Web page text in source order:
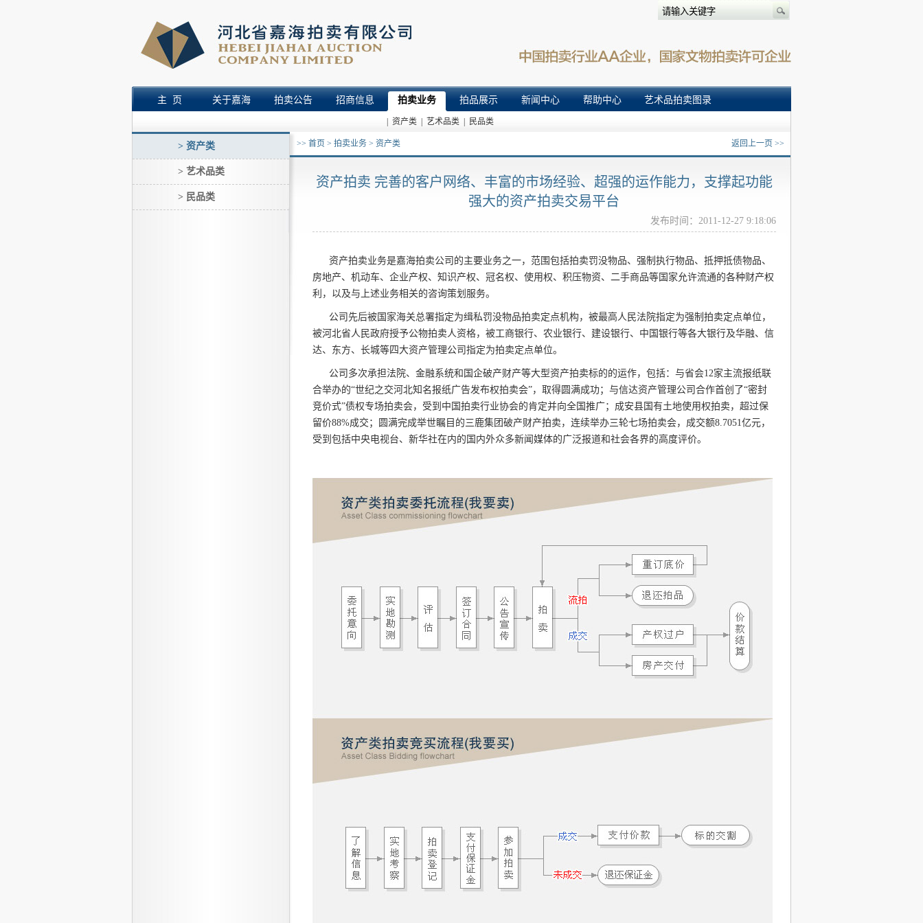
主 页 关于嘉海 拍卖公告 招商信息 拍卖业务 拍品展示 新闻中心 帮助中心 艺术品拍卖图录
| 资产类 | 艺术品类 | 民品类
> 资产类
> 艺术品类
> 民品类
>> 首页 > 拍卖业务 > 资产类 返回上一页 >>
资产拍卖 完善的客户网络、丰富的市场经验、超强的运作能力，支撑起功能
强大的资产拍卖交易平台
发布时间：2011-12-27 9:18:06
资产拍卖业务是嘉海拍卖公司的主要业务之一，范围包括拍卖罚没物品、强制执行物品、抵押抵债物品、
房地产、机动车、企业产权、知识产权、冠名权、使用权、积压物资、二手商品等国家允许流通的各种财产权
利，以及与上述业务相关的咨询策划服务。
公司先后被国家海关总署指定为缉私罚没物品拍卖定点机构，被最高人民法院指定为强制拍卖定点单位，
被河北省人民政府授予公物拍卖人资格，被工商银行、农业银行、建设银行、中国银行等各大银行及华融、信
达、东方、长城等四大资产管理公司指定为拍卖定点单位。
公司多次承担法院、金融系统和国企破产财产等大型资产拍卖标的的运作，包括：与省会12家主流报纸联
合举办的“世纪之交河北知名报纸广告发布权拍卖会”，取得圆满成功；与信达资产管理公司合作首创了“密封
竞价式”债权专场拍卖会，受到中国拍卖行业协会的肯定并向全国推广；成安县国有土地使用权拍卖，超过保
留价88%成交；圆满完成举世瞩目的三鹿集团破产财产拍卖，连续举办三轮七场拍卖会，成交额8.7051亿元，
受到包括中央电视台、新华社在内的国内外众多新闻媒体的广泛报道和社会各界的高度评价。